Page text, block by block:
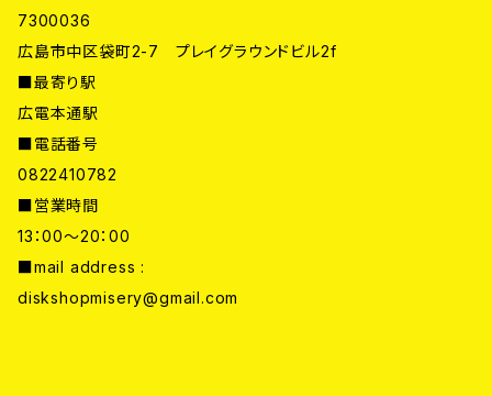
7300036
広島市中区袋町2-7 プレイグラウンドビル2f
■最寄り駅
広電本通駅
■電話番号
0822410782
■営業時間
13：00～20：00
■mail address :
diskshopmisery@gmail.com